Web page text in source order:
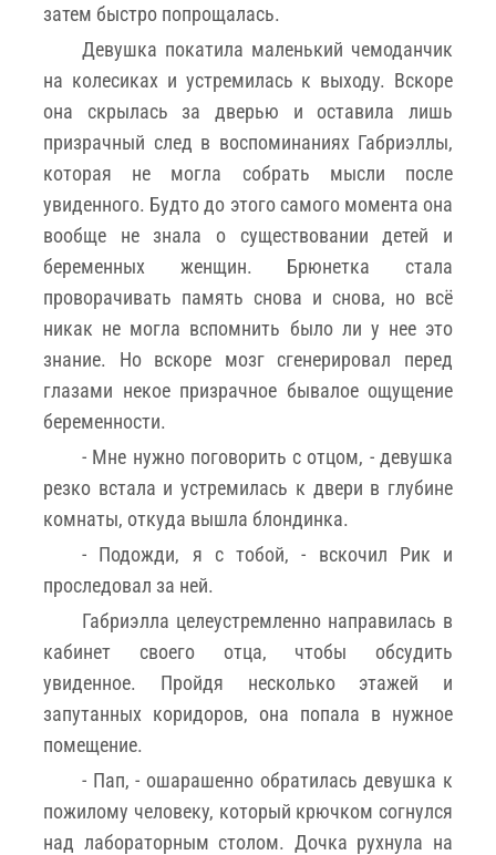
затем быстро попрощалась.
Девушка покатила маленький чемоданчик
на колесиках и устремилась к выходу. Вскоре
она скрылась за дверью и оставила лишь
призрачный след в воспоминаниях Габриэллы,
которая не могла собрать мысли после
увиденного. Будто до этого самого момента она
вообще не знала о существовании детей и
беременных женщин. Брюнетка стала
проворачивать память снова и снова, но всё
никак не могла вспомнить было ли у нее это
знание. Но вскоре мозг сгенерировал перед
глазами некое призрачное бывалое ощущение
беременности.
- Мне нужно поговорить с отцом, - девушка
резко встала и устремилась к двери в глубине
комнаты, откуда вышла блондинка.
- Подожди, я с тобой, - вскочил Рик и
проследовал за ней.
Габриэлла целеустремленно направилась в
кабинет своего отца, чтобы обсудить
увиденное. Пройдя несколько этажей и
запутанных коридоров, она попала в нужное
помещение.
- Пап, - ошарашенно обратилась девушка к
пожилому человеку, который крючком согнулся
над лабораторным столом. Дочка рухнула на